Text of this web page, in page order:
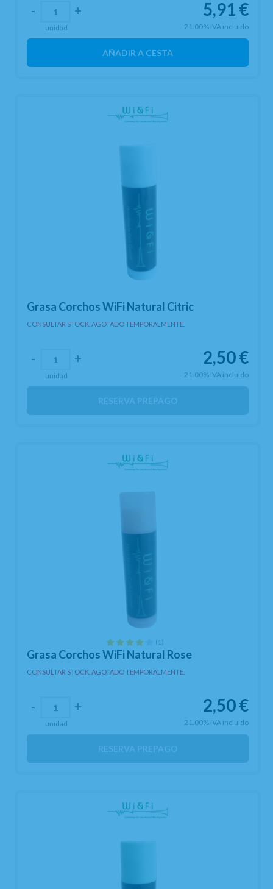
5,91 €
21.00% IVA incluido
- +
unidad
AÑADIR A CESTA
Grasa Corchos WiFi Natural Citric
CONSULTAR STOCK. AGOTADO TEMPORALMENTE.
2,50€
21.00% IVA incluido
- +
unidad
RESERVA PREPAGO
(1)
Grasa Corchos WiFi Natural Rose
CONSULTAR STOCK. AGOTADO TEMPORALMENTE.
2,50€
21.00% IVA incluido
- +
unidad
RESERVA PREPAGO